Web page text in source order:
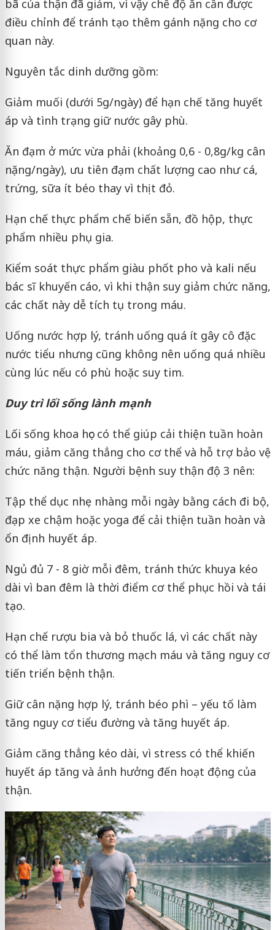
bã của thận đã giảm, vì vậy chế độ ăn cần được
điều chỉnh để tránh tạo thêm gánh nặng cho cơ
quan này.
Nguyên tắc dinh dưỡng gồm:
Giảm muối (dưới 5g/ngày) để hạn chế tăng huyết
áp và tình trạng giữ nước gây phù.
Ăn đạm ở mức vừa phải (khoảng 0,6 - 0,8g/kg cân
nặng/ngày), ưu tiên đạm chất lượng cao như cá,
trứng, sữa ít béo thay vì thịt đỏ.
Hạn chế thực phẩm chế biến sẵn, đồ hộp, thực
phẩm nhiều phụ gia.
Kiểm soát thực phẩm giàu phốt pho và kali nếu
bác sĩ khuyến cáo, vì khi thận suy giảm chức năng,
các chất này dễ tích tụ trong máu.
Uống nước hợp lý, tránh uống quá ít gây cô đặc
nước tiểu nhưng cũng không nên uống quá nhiều
cùng lúc nếu có phù hoặc suy tim.
Duy trì lối sống lành mạnh
Lối sống khoa học có thể giúp cải thiện tuần hoàn
máu, giảm căng thẳng cho cơ thể và hỗ trợ bảo vệ
chức năng thận. Người bệnh suy thận độ 3 nên:
Tập thể dục nhẹ nhàng mỗi ngày bằng cách đi bộ,
đạp xe chậm hoặc yoga để cải thiện tuần hoàn và
ổn định huyết áp.
Ngủ đủ 7 - 8 giờ mỗi đêm, tránh thức khuya kéo
dài vì ban đêm là thời điểm cơ thể phục hồi và tái
tạo.
Hạn chế rượu bia và bỏ thuốc lá, vì các chất này
có thể làm tổn thương mạch máu và tăng nguy cơ
tiến triển bệnh thận.
Giữ cân nặng hợp lý, tránh béo phì – yếu tố làm
tăng nguy cơ tiểu đường và tăng huyết áp.
Giảm căng thẳng kéo dài, vì stress có thể khiến
huyết áp tăng và ảnh hưởng đến hoạt động của
thận.